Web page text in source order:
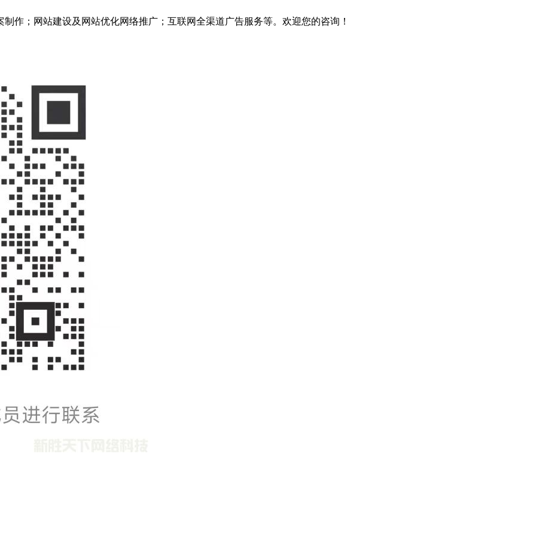
作；网站建设及网站优化网络推广；互联网全渠道广告服务等。欢迎您的咨询！